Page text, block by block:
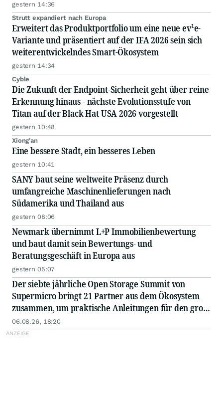
gestern 14:36
Strutt expandiert nach Europa
Erweitert das Produktportfolio um eine neue ev¹e-
Variante und präsentiert auf der IFA 2026 sein sich
weiterentwickelndes Smart-Ökosystem
gestern 14:34
Cyble
Die Zukunft der Endpoint-Sicherheit geht über reine
Erkennung hinaus - nächste Evolutionsstufe von
Titan auf der Black Hat USA 2026 vorgestellt
gestern 10:48
Xiong'an
Eine bessere Stadt, ein besseres Leben
gestern 10:41
SANY baut seine weltweite Präsenz durch
umfangreiche Maschinenlieferungen nach
Südamerika und Thailand aus
gestern 08:06
Newmark übernimmt L+P Immobilienbewertung
und baut damit sein Bewertungs- und
Beratungsgeschäft in Europa aus
gestern 05:07
Der siebte jährliche Open Storage Summit von
Supermicro bringt 21 Partner aus dem Ökosystem
zusammen, um praktische Anleitungen für den groß
angelegten Einsatz von KI in Unternehmen
auszutauschen
06.08.26, 18:20